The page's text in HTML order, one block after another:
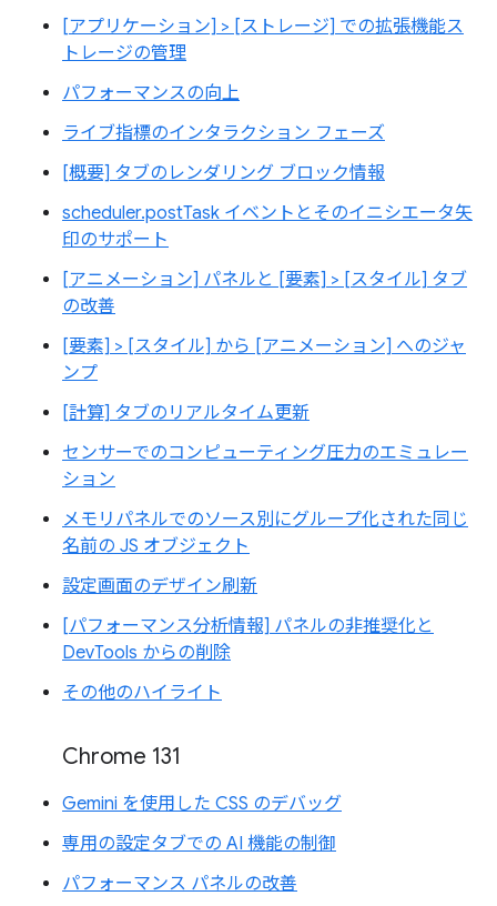
[アプリケーション] > [ストレージ] での拡張機能ス
トレージの管理
パフォーマンスの向上
ライブ指標のインタラクション フェーズ
[概要] タブのレンダリング ブロック情報
scheduler.postTask イベントとそのイニシエータ矢
印のサポート
[アニメーション] パネルと [要素] > [スタイル] タブ
の改善
[要素] > [スタイル] から [アニメーション] へのジャ
ンプ
[計算] タブのリアルタイム更新
センサーでのコンピューティング圧力のエミュレー
ション
メモリパネルでのソース別にグループ化された同じ
名前の JS オブジェクト
設定画面のデザイン刷新
[パフォーマンス分析情報] パネルの非推奨化と
DevTools からの削除
その他のハイライト
Chrome 131
Gemini を使用した CSS のデバッグ
専用の設定タブでの AI 機能の制御
パフォーマンス パネルの改善